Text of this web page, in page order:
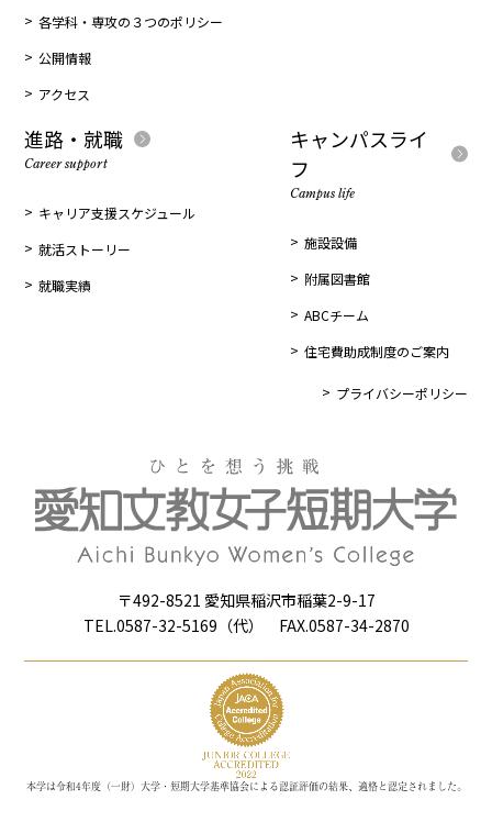
各学科・専攻の３つのポリシー
公開情報
アクセス
進路・就職
Career support
キャリア支援スケジュール
就活ストーリー
就職実績
キャンパスライ
フ
Campus life
施設設備
附属図書館
ABCチーム
住宅費助成制度のご案内
プライバシーポリシー
〒492-8521 愛知県稲沢市稲葉2-9-17
TEL.0587-32-5169（代） FAX.0587-34-2870
本学は令和4年度（一財）大学・短期大学基準協会による認証評価の結果、適格と認定されました。